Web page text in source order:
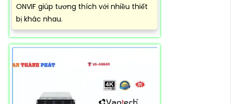
ONVIF giúp tương thích với nhiều thiết
bị khác nhau.